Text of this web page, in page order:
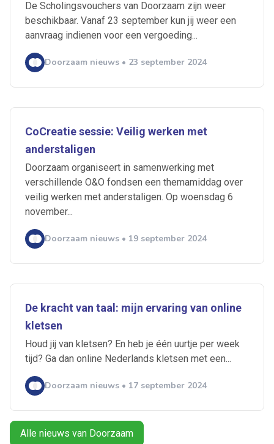
De Scholingsvouchers van Doorzaam zijn weer
beschikbaar. Vanaf 23 september kun jij weer een
aanvraag indienen voor een vergoeding...
Doorzaam nieuws • 23 september 2024
CoCreatie sessie: Veilig werken met
anderstaligen
Doorzaam organiseert in samenwerking met
verschillende O&O fondsen een themamiddag over
veilig werken met anderstaligen. Op woensdag 6
november...
Doorzaam nieuws • 19 september 2024
De kracht van taal: mijn ervaring van online
kletsen
Houd jij van kletsen? En heb je één uurtje per week
tijd? Ga dan online Nederlands kletsen met een...
Doorzaam nieuws • 17 september 2024
Alle nieuws van Doorzaam
Ontvang vacatures direct in
Artikelen zoeken
Alles Ingezonden ABU
Bureau Cicero
Doorzaam
Flexmarkt Flexnieuws
NBBU
Normering Arbeid